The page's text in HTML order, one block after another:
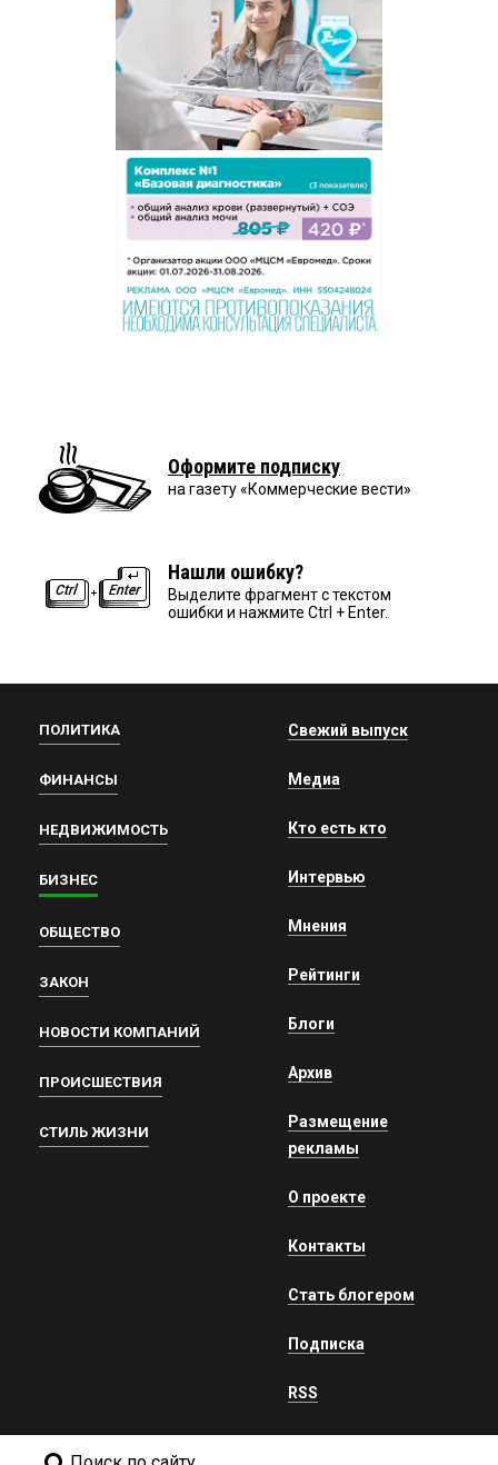
Оформите подписку
на газету «Коммерческие вести»
Нашли ошибку?
Выделите фрагмент с текстом
ошибки и нажмите Ctrl + Enter.
ПОЛИТИКА
ФИНАНСЫ
НЕДВИЖИМОСТЬ
БИЗНЕС
ОБЩЕСТВО
ЗАКОН
НОВОСТИ КОМПАНИЙ
ПРОИСШЕСТВИЯ
СТИЛЬ ЖИЗНИ
Свежий выпуск
Медиа
Кто есть кто
Интервью
Мнения
Рейтинги
Блоги
Архив
Размещение
рекламы
О проекте
Контакты
Стать блогером
Подписка
RSS